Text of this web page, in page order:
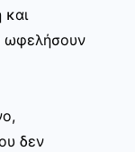
ωφελήσουν
δεν